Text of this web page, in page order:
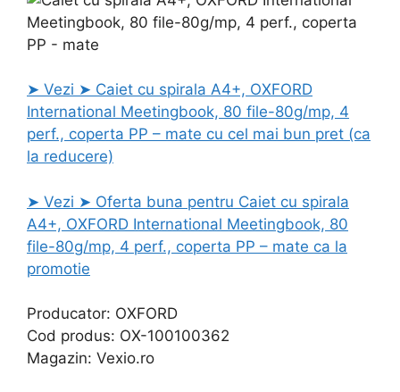
➤ Vezi ➤ Caiet cu spirala A4+, OXFORD
International Meetingbook, 80 file-80g/mp, 4
perf., coperta PP – mate cu cel mai bun pret (ca
la reducere)
➤ Vezi ➤ Oferta buna pentru Caiet cu spirala
A4+, OXFORD International Meetingbook, 80
file-80g/mp, 4 perf., coperta PP – mate ca la
promotie
Producator: OXFORD
Cod produs: OX-100100362
Magazin: Vexio.ro